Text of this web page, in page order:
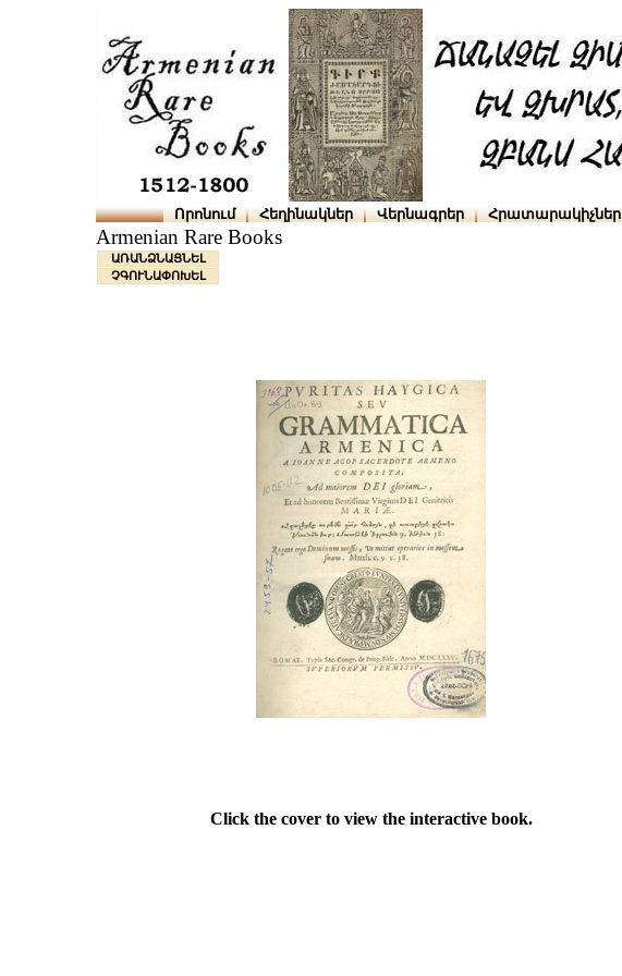
Որոնում Հեղինակներ Վերնագրեր Հրատարակիչներ
Armenian Rare Books
ԱՌԱՆՁՆԱՑՆԵԼ
ՉԳՈՒՆԱՓՈԽԵԼ
Click the cover to view the interactive book.